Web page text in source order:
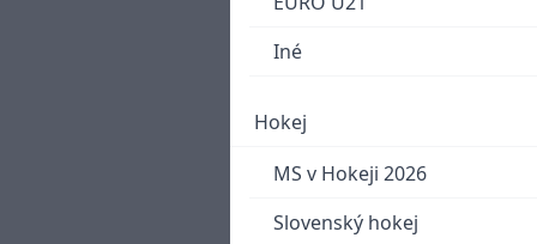
Iné
Hokej
MS v Hokeji 2026
Slovenský hokej